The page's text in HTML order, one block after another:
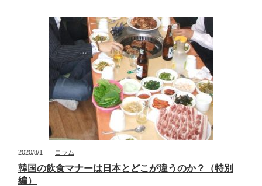
2020/8/1 コラム
韓国の飲食マナーは日本とどこが違うのか？（特別
編）